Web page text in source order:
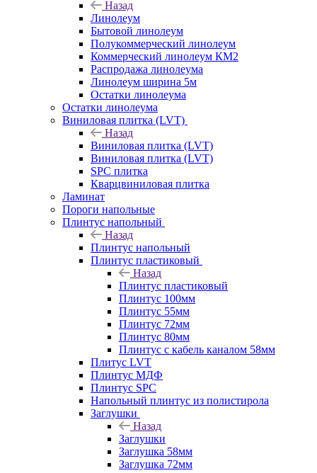
Назад
Линолеум
Бытовой линолеум
Полукоммерческий линолеум
Коммерческий линолеум КМ2
Распродажа линолеума
Линолеум ширина 5м
Остатки линолеума
Остатки линолеума
Виниловая плитка (LVT)
Назад
Виниловая плитка (LVT)
Виниловая плитка (LVT)
SPC плитка
Кварцвиниловая плитка
Ламинат
Пороги напольные
Плинтус напольный
Назад
Плинтус напольный
Плинтус пластиковый
Назад
Плинтус пластиковый
Плинтус 100мм
Плинтус 55мм
Плинтус 72мм
Плинтус 80мм
Плинтус с кабель каналом 58мм
Плитус LVT
Плинтус МДФ
Плинтус SPC
Напольный плинтус из полистирола
Заглушки
Назад
Заглушки
Заглушка 58мм
Заглушка 72мм